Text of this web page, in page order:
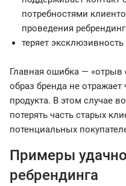
потребностями
проведения
теряет
Главная ошибка — «отрыв
образ бренда не отражает
продукта. В этом случае
потерять часть старых
потенциальных
Примеры
ребрендинга